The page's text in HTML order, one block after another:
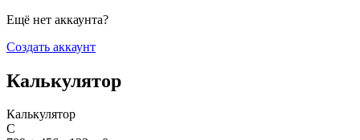
Ещё нет аккаунта?
Создать аккаунт
Калькулятор
Калькулятор
C